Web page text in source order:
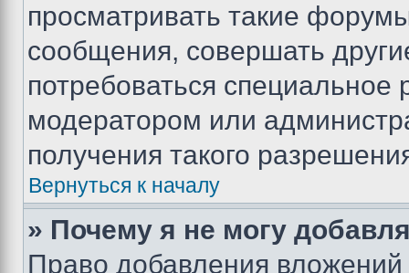
просматривать такие
сообщения, совершать
потребоваться
модератором или
получения такого
Вернуться к началу
» Почему я не могу
Право добавления